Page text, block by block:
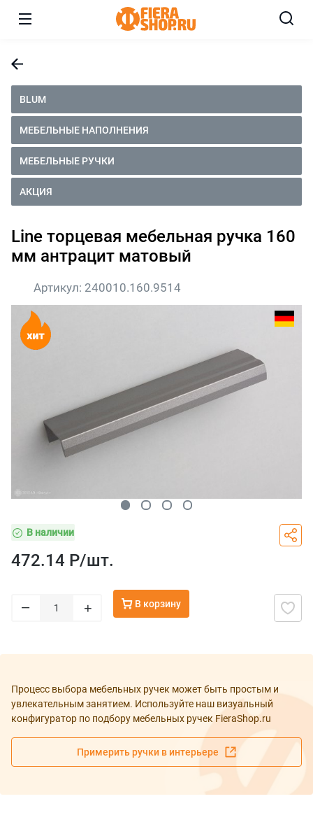
BLUM
МЕБЕЛЬНЫЕ НАПОЛНЕНИЯ
МЕБЕЛЬНЫЕ РУЧКИ
АКЦИЯ
Line торцевая мебельная ручка 160
мм антрацит матовый
Артикул: 240010.160.9514
В наличии
472.14 Р/шт.
– + В корзину
Процесс выбора мебельных ручек может быть простым и
увлекательным занятием. Используйте наш визуальный
конфигуратор по подбору мебельных ручек FieraShop.ru
Примерить ручки в интерьере